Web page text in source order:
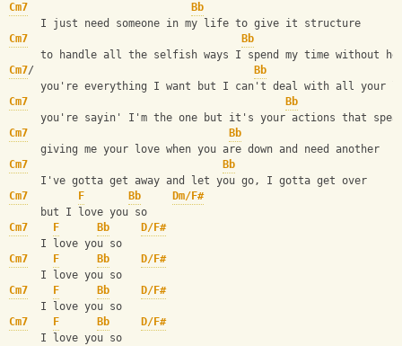
Cm7
Bb
     I just need someone in my life to give it structure
Cm7
Bb
to handle all the selfish ways I spend my time without
Cm7/
Bb
you're everything I want but I can't deal with all your
Cm7
Bb
you're sayin' I'm the one but it's your actions that
Cm7
Bb
     giving me your love when you are down and need another
Cm7
Bb
     I've gotta get away and let you go, I gotta get over
Cm7
F Bb
Dm/F#
     but I love you so
Cm7
F Bb
D/F#
     I love you so
Cm7
F Bb
D/F#
     I love you so
Cm7
F Bb
D/F#
     I love you so
Cm7
F Bb
D/F#
     I love you so